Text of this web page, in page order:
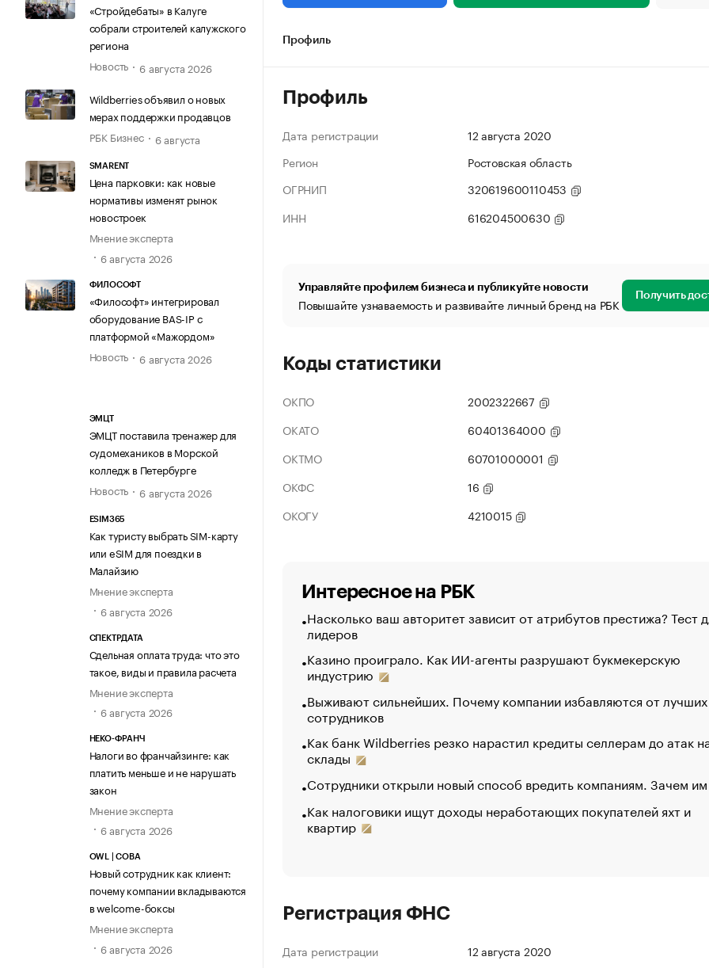
«Стройдебаты» в Калуге
собрали строителей калужского
региона
Новость
6 августа 2026
Wildberries объявил о новых
мерах поддержки продавцов
РБК Бизнес
6 августа
SMARENT
Цена парковки: как новые
нормативы изменят рынок
новостроек
Мнение эксперта
6 августа 2026
ФИЛОСОФТ
«Философт» интегрировал
оборудование BAS-IP с
платформой «Мажордом»
Новость
6 августа 2026
ЭМЦТ
ЭМЦТ поставила тренажер для
судомехаников в Морской
колледж в Петербурге
Новость
6 августа 2026
ESIM365
Как туристу выбрать SIM-карту
или eSIM для поездки в
Малайзию
Мнение эксперта
6 августа 2026
СПЕКТРДАТА
Сдельная оплата труда: что это
такое, виды и правила расчета
Мнение эксперта
6 августа 2026
НЕКО-ФРАНЧ
Налоги во франчайзинге: как
платить меньше и не нарушать
закон
Мнение эксперта
6 августа 2026
OWL | СОВА
Новый сотрудник как клиент:
почему компании вкладываются
в welcome-боксы
Мнение эксперта
6 августа 2026
Профиль
Профиль
Дата регистрации
12 августа 2020
Регион
Ростовская область
ОГРНИП
320619600110453
ИНН
616204500630
Управляйте профилем бизнеса и публикуйте новости
Повышайте узнаваемость и развивайте личный бренд на РБК Получить
Коды статистики
ОКПО
2002322667
ОКАТО
60401364000
ОКТМО
60701000001
ОКФС
16
ОКОГУ
4210015
Интересное на РБК
Насколько ваш авторитет зависит от атрибутов престижа? Тест
лидеров
Казино проиграло. Как ИИ-агенты разрушают букмекерскую
индустрию
Выживают сильнейших. Почему компании избавляются от лучших
сотрудников
Как банк Wildberries резко нарастил кредиты селлерам до атак
склады
Сотрудники открыли новый способ вредить компаниям. Зачем
Как налоговики ищут доходы неработающих покупателей яхт и
квартир
Регистрация ФНС
Дата регистрации
12 августа 2020